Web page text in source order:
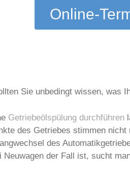
Online-
Sie unbedingt wissen, was
Getriebeölspülung durchführen
des Getriebes stimmen
des
der Fall ist, sucht